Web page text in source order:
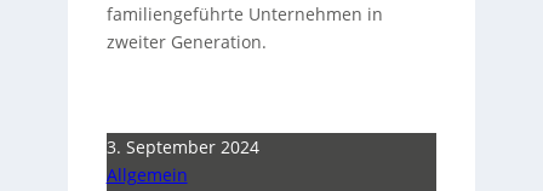
familiengeführte Unternehmen in
zweiter Generation.
3. September 2024
Allgemein